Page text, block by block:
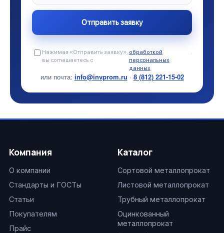
Нажимая «Отправить заявку»,
вы соглашаетесь с
обработкой
персональных
данных
.
или почта: info@invprom.ru · 8 (812) 221-15-02
Компания
О компании
Стандарты и ГОСТы
Статьи
Покупателям
Прайс
Каталог
Сортовой металлопрокат
Листовой металлопрокат
Трубный металлопрокат
Оцинкованный
металлопрокат